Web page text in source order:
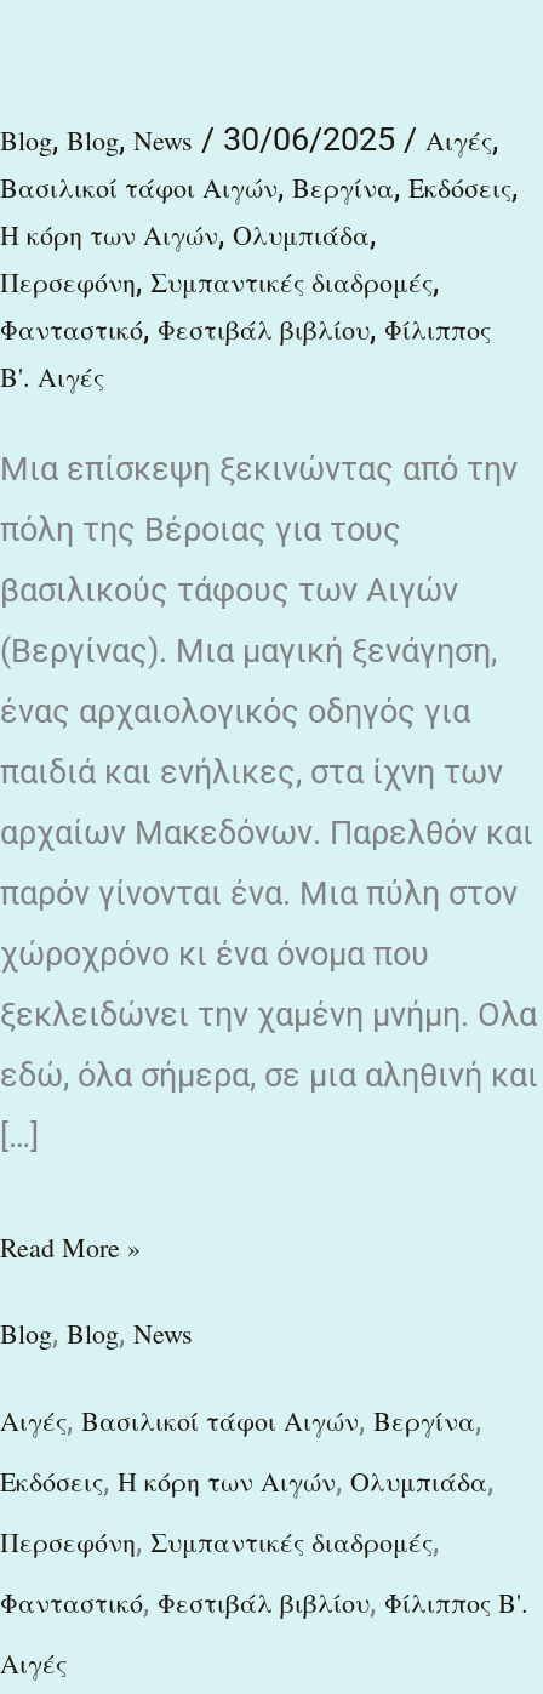
Blog, Blog, News / 30/06/2025 / Αιγές,
Βασιλικοί τάφοι Αιγών, Βεργίνα, Εκδόσεις,
Η κόρη των Αιγών, Ολυμπιάδα,
Περσεφόνη, Συμπαντικές διαδρομές,
Φανταστικό, Φεστιβάλ βιβλίου, Φίλιππος
Β'. Αιγές
Μια επίσκεψη ξεκινώντας από την
πόλη της Βέροιας για τους
βασιλικούς τάφους των Αιγών
(Βεργίνας). Μια μαγική ξενάγηση,
ένας αρχαιολογικός οδηγός για
παιδιά και ενήλικες, στα ίχνη των
αρχαίων Μακεδόνων. Παρελθόν και
παρόν γίνονται ένα. Μια πύλη στον
χώροχρόνο κι ένα όνομα που
ξεκλειδώνει την χαμένη μνήμη. Ολα
εδώ, όλα σήμερα, σε μια αληθινή και
[…]
Read More »
Blog, Blog, News
Αιγές, Βασιλικοί τάφοι Αιγών, Βεργίνα,
Εκδόσεις, Η κόρη των Αιγών, Ολυμπιάδα,
Περσεφόνη, Συμπαντικές διαδρομές,
Φανταστικό, Φεστιβάλ βιβλίου, Φίλιππος Β'.
Αιγές